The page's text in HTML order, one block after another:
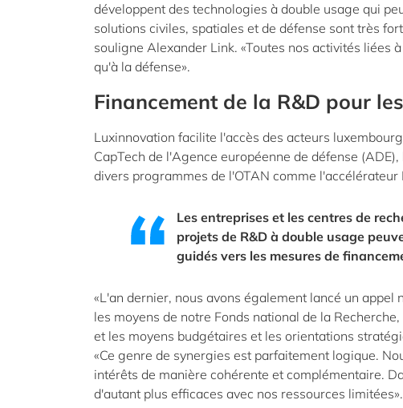
développent des technologies à double usage qui
solutions civiles, spatiales et de défense sont très
souligne Alexander Link. «Toutes nos activités liées
qu'à la défense».
Financement de la R&D pour
Luxinnovation facilite l'accès des acteurs
CapTech de l'Agence européenne de défense
divers programmes de l'OTAN comme
Les entreprises et les centres de
projets de R&D à double usage
guidés vers les mesures de
«L'an dernier, nous avons également lancé un
les moyens de notre Fonds national de la
et les moyens budgétaires et les orientations
«Ce genre de synergies est parfaitement logique.
intérêts de manière cohérente et complémentaire.
d'autant plus efficaces avec nos ressources limitées».